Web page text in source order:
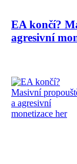
EA končí?
agresivní